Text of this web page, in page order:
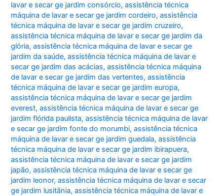
lavar e secar ge jardim consórcio,assistência técnica
máquina de lavar e secar ge jardim cordeiro,assistência
técnica máquina de lavar e secar ge jardim cruzeiro,
assistência técnica máquina de lavar e secar ge jardim da
glória,assistência técnica máquina de lavar e secar ge
jardim da saúde,assistência técnica máquina de lavar e
secar ge jardim das acácias,assistência técnica máquina
de lavar e secar ge jardim das vertentes,assistência
técnica máquina de lavar e secar ge jardim europa,
assistência técnica máquina de lavar e secar ge jardim
everest,assistência técnica máquina de lavar e secar ge
jardim flórida paulista,assistência técnica máquina de lavar
e secar ge jardim fonte do morumbi,assistência técnica
máquina de lavar e secar ge jardim guedala,assistência
técnica máquina de lavar e secar ge jardim ibirapuera,
assistência técnica máquina de lavar e secar ge jardim
japão,assistência técnica máquina de lavar e secar ge
jardim leonor,assistência técnica máquina de lavar e secar
ge jardim lusitânia,assistência técnica máquina de lavar e